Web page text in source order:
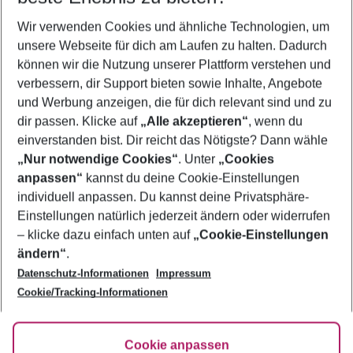
2 Erwachsene Keine Kinder
Mehr Filter anzeigen
Footer
Footer navigation
Über uns
AGB
Bestpreisgarantie
Cookie-Einstellungen ändern
Cookie-Richtlinie
Agenturbetreuung
Barrierefreies Reisen
FAQ
HanseMerkur Reiseversicherung
Folge uns
Wir verwenden Cookies und ähnliche Technologien, um
unsere Webseite für dich am Laufen zu halten. Dadurch
können wir die Nutzung unserer Plattform verstehen und
verbessern, dir Support bieten sowie Inhalte, Angebote
und Werbung anzeigen, die für dich relevant sind und zu
dir passen. Klicke auf „Alle akzeptieren“, wenn du
einverstanden bist. Dir reicht das Nötigste? Dann wähle
„Nur notwendige Cookies“. Unter „Cookies
anpassen“ kannst du deine Cookie-Einstellungen
individuell anpassen. Du kannst deine Privatsphäre-
Einstellungen natürlich jederzeit ändern oder widerrufen
– klicke dazu einfach unten auf „Cookie-Einstellungen
ändern“.
Datenschutz-Informationen
Impressum
Cookie/Tracking-Informationen
Cookie anpassen